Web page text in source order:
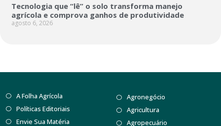
Tecnologia que “lê” o solo transforma manejo
agrícola e comprova ganhos de produtividade
agosto 6, 2026
A Folha Agrícola
Políticas Editoriais
Envie Sua Matéria
Agronegócio
Agricultura
Agropecuário